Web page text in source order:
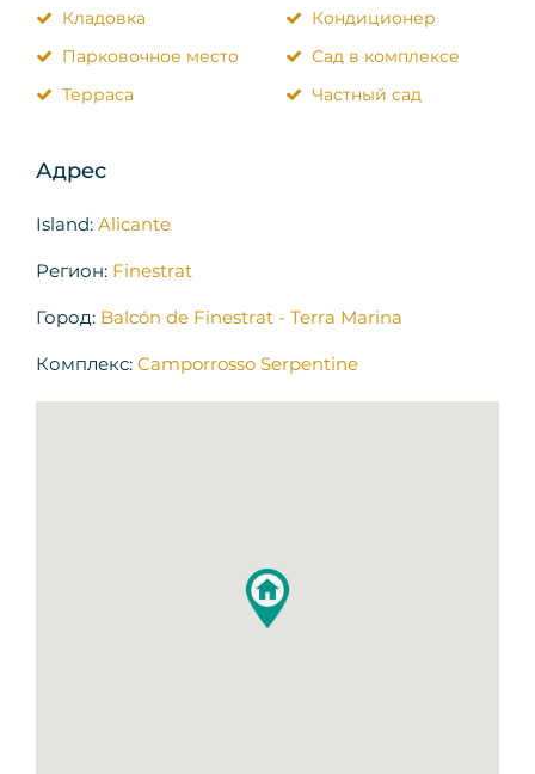
Кладовка
Кондиционер
Парковочное место
Сад в комплексе
Терраса
Частный сад
Адрес
Island: Alicante
Регион: Finestrat
Город: Balcón de Finestrat - Terra Marina
Комплекс: Camporrosso Serpentine